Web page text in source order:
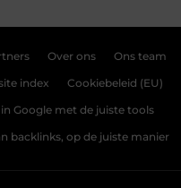
Over ons Ons team
index Cookiebeleid (EU)
Google met de juiste tools
backlinks, op de juiste manier